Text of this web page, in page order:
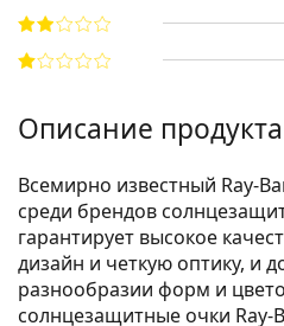
Описание продукта
Всемирно известный Ray-
среди брендов
гарантирует высокое
дизайн и четкую оптику, и
разнообразии форм и
солнцезащитные очки Ray-